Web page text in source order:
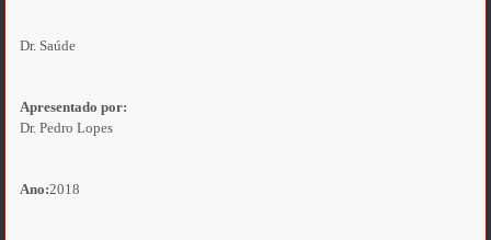
Dr. Saúde
Apresentado por:
Dr. Pedro Lopes
Ano:2018